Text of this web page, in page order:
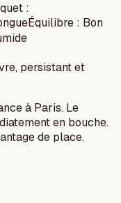
:
Équilibre : Bon
persistant et
à Paris. Le
en bouche.
de place.